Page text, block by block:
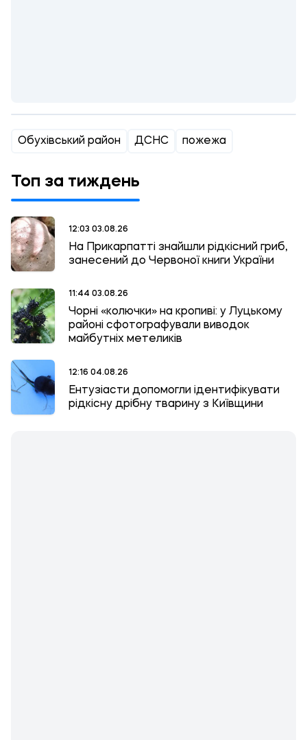
Обухівський район ДСНС пожежа
Топ за тиждень
12:03 03.08.26
На Прикарпатті знайшли рідкісний гриб,
занесений до Червоної книги України
11:44 03.08.26
Чорні «колючки» на кропиві: у Луцькому
районі сфотографували виводок
майбутніх метеликів
12:16 04.08.26
Ентузіасти допомогли ідентифікувати
рідкісну дрібну тварину з Київщини